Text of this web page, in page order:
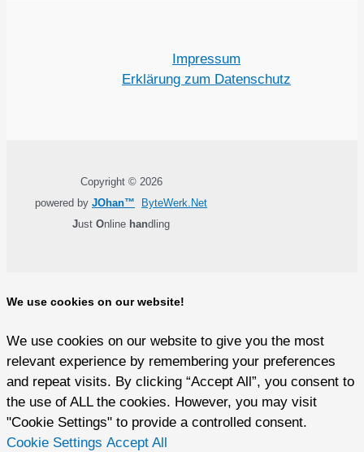
Impressum
Erklärung zum Datenschutz
Copyright © 2026
powered by JOhan™
ByteWerk.Net
Just Online handling
We use cookies on our website!
We use cookies on our website to give you the most
relevant experience by remembering your preferences
and repeat visits. By clicking “Accept All”, you consent to
the use of ALL the cookies. However, you may visit
"Cookie Settings" to provide a controlled consent.
Cookie Settings Accept All